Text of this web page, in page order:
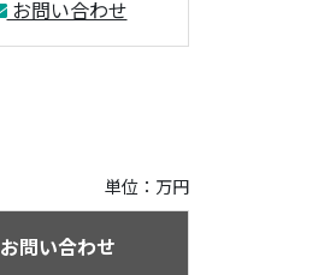
お問い合わせ
単位：万円
お問い合わせ